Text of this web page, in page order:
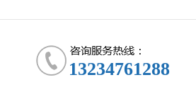
13234761288